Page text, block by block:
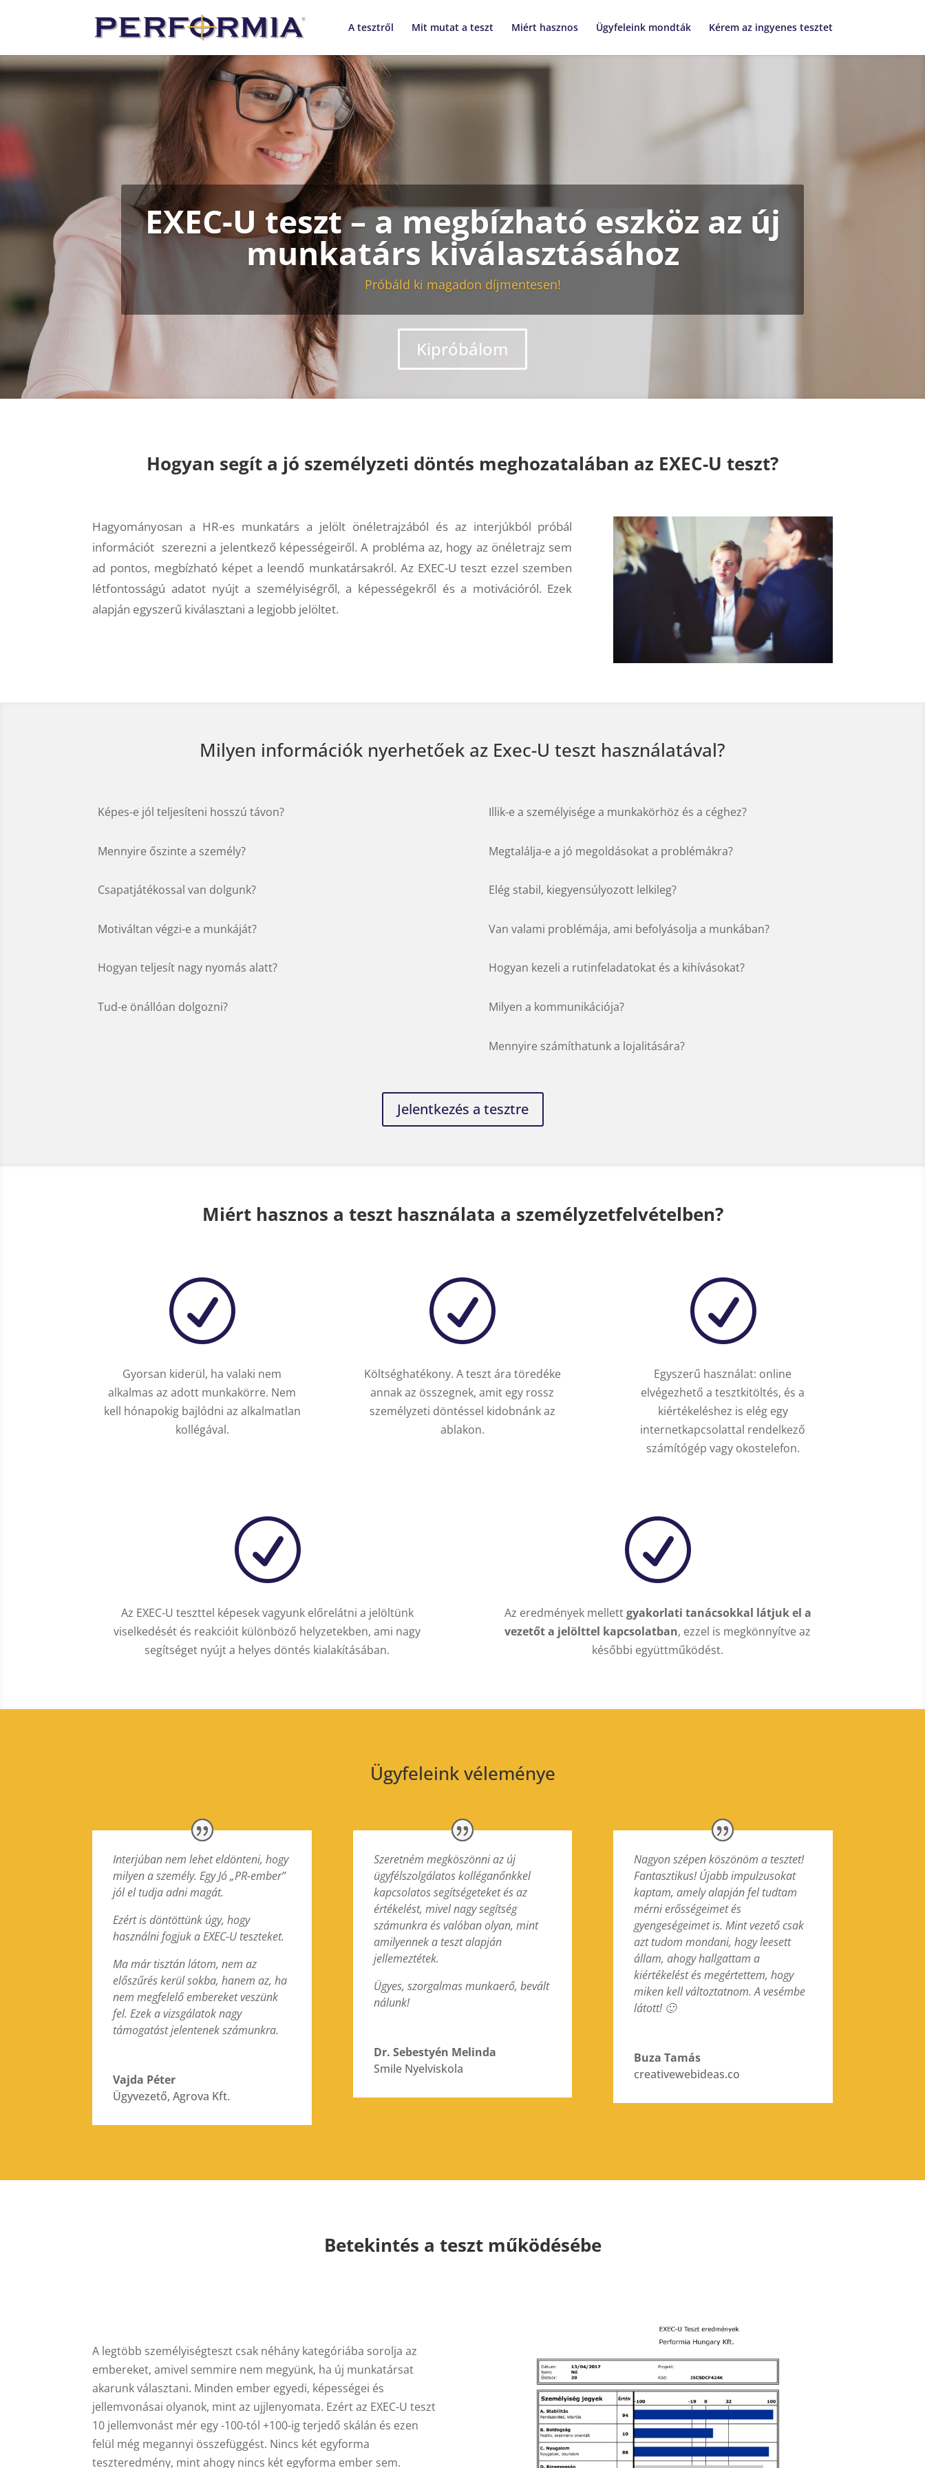
A tesztről Mit mutat a teszt Miért hasznos Ügyfeleink mondták Kérem az ingyenes tesztet
EXEC-U teszt – a megbízható eszköz az új
munkatárs kiválasztásához
Próbáld ki magadon díjmentesen!
Kipróbálom
Hogyan segít a jó személyzeti döntés meghozatalában az EXEC-U teszt?
Hagyományosan a HR-es munkatárs a jelölt önéletrajzából és az interjúkból próbál
információt szerezni a jelentkező képességeiről. A probléma az, hogy az önéletrajz sem
ad pontos, megbízható képet a leendő munkatársakról. Az EXEC-U teszt ezzel szemben
létfontosságú adatot nyújt a személyiségről, a képességekről és a motivációról. Ezek
alapján egyszerű kiválasztani a legjobb jelöltet.
Milyen információk nyerhetőek az Exec-U teszt használatával?
Képes-e jól teljesíteni hosszú távon?
Mennyire őszinte a személy?
Csapatjátékossal van dolgunk?
Motiváltan végzi-e a munkáját?
Hogyan teljesít nagy nyomás alatt?
Tud-e önállóan dolgozni?
Illik-e a személyisége a munkakörhöz és a céghez?
Megtalálja-e a jó megoldásokat a problémákra?
Elég stabil, kiegyensúlyozott lelkileg?
Van valami problémája, ami befolyásolja a munkában?
Hogyan kezeli a rutinfeladatokat és a kihívásokat?
Milyen a kommunikációja?
Mennyire számíthatunk a lojalitására?
Jelentkezés a tesztre
Miért hasznos a teszt használata a személyzetfelvételben?
R
Gyorsan kiderül, ha valaki nem
alkalmas az adott munkakörre. Nem
kell hónapokig bajlódni az alkalmatlan
kollégával.
R
Költséghatékony. A teszt ára töredéke
annak az összegnek, amit egy rossz
személyzeti döntéssel kidobnánk az
ablakon.
R
Egyszerű használat: online
elvégezhető a tesztkitöltés, és a
kiértékeléshez is elég egy
internetkapcsolattal rendelkező
számítógép vagy okostelefon.
R
Az EXEC-U teszttel képesek vagyunk előrelátni a jelöltünk
viselkedését és reakcióit különböző helyzetekben, ami nagy
segítséget nyújt a helyes döntés kialakításában.
R
Az eredmények mellettgyakorlati tanácsokkal látjuk el a
vezetőt a jelölttel kapcsolatban, ezzel is megkönnyítve az
későbbi együttműködést.
Ügyfeleink véleménye
Interjúban nem lehet eldönteni, hogy
milyen a személy. Egy Jó „PR-ember”
jól el tudja adni magát.
Ezért is döntöttünk úgy, hogy
használni fogjuk a EXEC-U teszteket.
Ma már tisztán látom, nem az
előszűrés kerül sokba, hanem az, ha
nem megfelelő embereket veszünk
fel. Ezek a vizsgálatok nagy
támogatást jelentenek számunkra.
Vajda Péter
Ügyvezető, Agrova Kft.
Szeretném megköszönni az új
ügyfélszolgálatos kolléganőnkkel
kapcsolatos segítségeteket és az
értékelést, mivel nagy segítség
számunkra és valóban olyan, mint
amilyennek a teszt alapján
jellemeztétek.
Ügyes, szorgalmas munkaerő, bevált
nálunk!
Dr. Sebestyén Melinda
Smile Nyelviskola
Nagyon szépen köszönöm a tesztet!
Fantasztikus! Újabb impulzusokat
kaptam, amely alapján fel tudtam
mérni erősségeimet és
gyengeségeimet is. Mint vezető csak
azt tudom mondani, hogy leesett
állam, ahogy hallgattam a
kiértékelést és megértettem, hogy
miken kell változtatnom. A vesémbe
látott! 🙂
Buza Tamás
creativewebideas.co
Betekintés a teszt működésébe
A legtöbb személyiségteszt csak néhány kategóriába sorolja az
embereket, amivel semmire nem megyünk, ha új munkatársat
akarunk választani. Minden ember egyedi, képességei és
jellemvonásai olyanok, mint az ujjlenyomata. Ezért az EXEC-U teszt
10 jellemvonást mér egy -100-tól +100-ig terjedő skálán és ezen
felül még megannyi összefüggést. Nincs két egyforma
teszteredmény, mint ahogy nincs két egyforma ember sem.